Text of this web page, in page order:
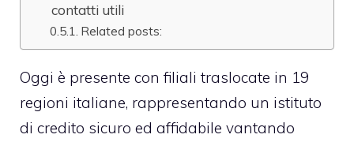
contatti utili
Related posts:
Oggi è presente con filiali traslocate in 19
regioni italiane, rappresentando un istituto
di credito sicuro ed affidabile vantando